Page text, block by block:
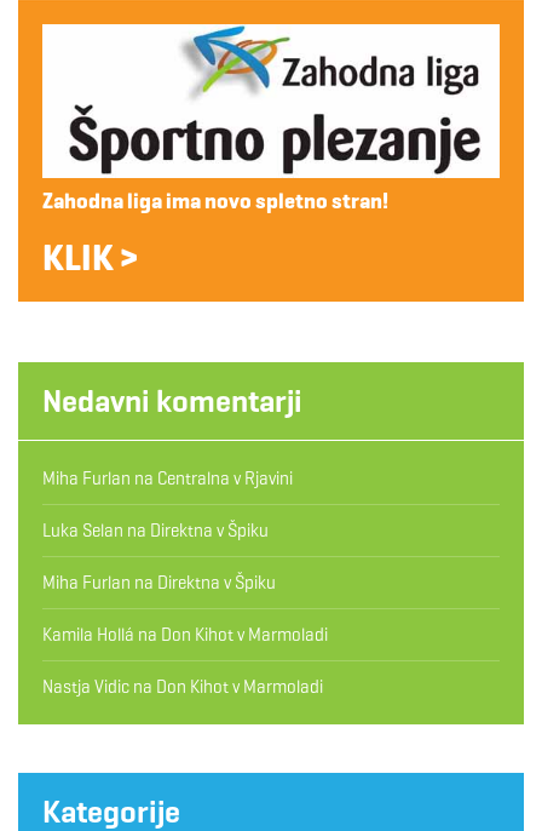
Zahodna liga ima novo spletno stran!
KLIK >
Nedavni komentarji
Miha Furlan na Centralna v Rjavini
Luka Selan na Direktna v Špiku
Miha Furlan na Direktna v Špiku
Kamila Hollá na Don Kihot v Marmoladi
Nastja Vidic na Don Kihot v Marmoladi
Kategorije